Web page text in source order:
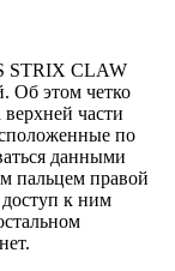
STRIX CLAW
Об этом четко
части
по
данными
пальцем правой
к ним